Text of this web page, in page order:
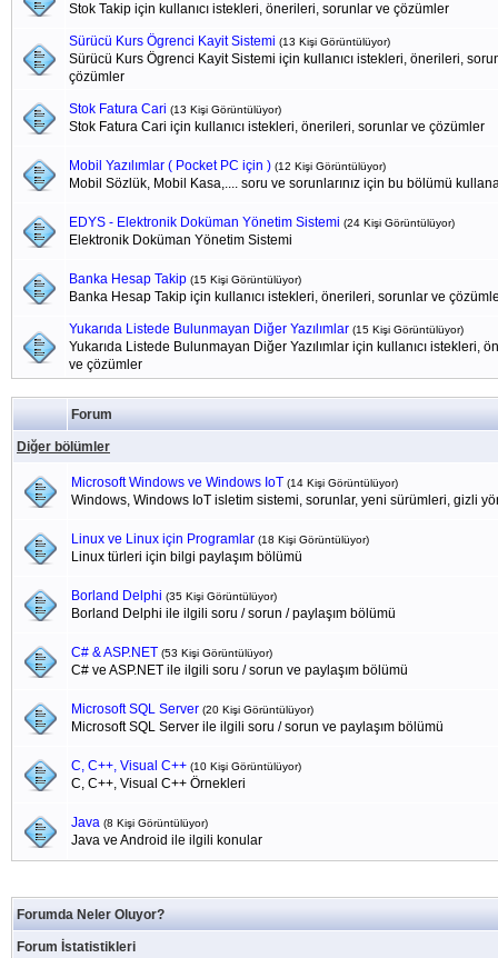
Stok Takip için kullanıcı istekleri, önerileri, sorunlar ve çözümler
Sürücü Kurs Ögrenci Kayit Sistemi (13 Kişi Görüntülüyor)
Sürücü Kurs Ögrenci Kayit Sistemi için kullanıcı istekleri, önerileri,
çözümler
Stok Fatura Cari (13 Kişi Görüntülüyor)
Stok Fatura Cari için kullanıcı istekleri, önerileri, sorunlar ve çözümler
Mobil Yazılımlar ( Pocket PC için ) (12 Kişi Görüntülüyor)
Mobil Sözlük, Mobil Kasa,.... soru ve sorunlarınız için bu bölümü
EDYS - Elektronik Doküman Yönetim Sistemi (24 Kişi Görüntülüyor)
Elektronik Doküman Yönetim Sistemi
Banka Hesap Takip (15 Kişi Görüntülüyor)
Banka Hesap Takip için kullanıcı istekleri, önerileri, sorunlar ve
Yukarıda Listede Bulunmayan Diğer Yazılımlar (15 Kişi Görüntülüyor)
Yukarıda Listede Bulunmayan Diğer Yazılımlar için kullanıcı istekleri,
ve çözümler
Forum
Diğer bölümler
Microsoft Windows ve Windows IoT (14 Kişi Görüntülüyor)
Windows, Windows IoT isletim sistemi, sorunlar, yeni sürümleri, gizli
Linux ve Linux için Programlar (18 Kişi Görüntülüyor)
Linux türleri için bilgi paylaşım bölümü
Borland Delphi (35 Kişi Görüntülüyor)
Borland Delphi ile ilgili soru / sorun / paylaşım bölümü
C# & ASP.NET (53 Kişi Görüntülüyor)
C# ve ASP.NET ile ilgili soru / sorun ve paylaşım bölümü
Microsoft SQL Server (20 Kişi Görüntülüyor)
Microsoft SQL Server ile ilgili soru / sorun ve paylaşım bölümü
C, C++, Visual C++ (10 Kişi Görüntülüyor)
C, C++, Visual C++ Örnekleri
Java (8 Kişi Görüntülüyor)
Java ve Android ile ilgili konular
Forumda Neler Oluyor?
Forum İstatistikleri